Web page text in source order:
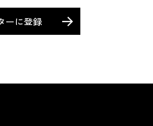
ーに登録